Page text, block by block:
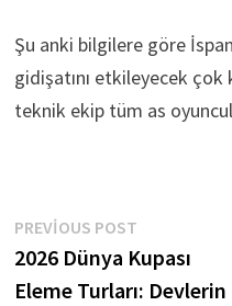
Şu anki bilgilere göre
gidişatını etkileyecek
teknik ekip tüm as
Yazı
gezinmesi
PREVIOUS POSTPrevious
post:
2026 Dünya Kupası
Eleme Turları: Devlerin